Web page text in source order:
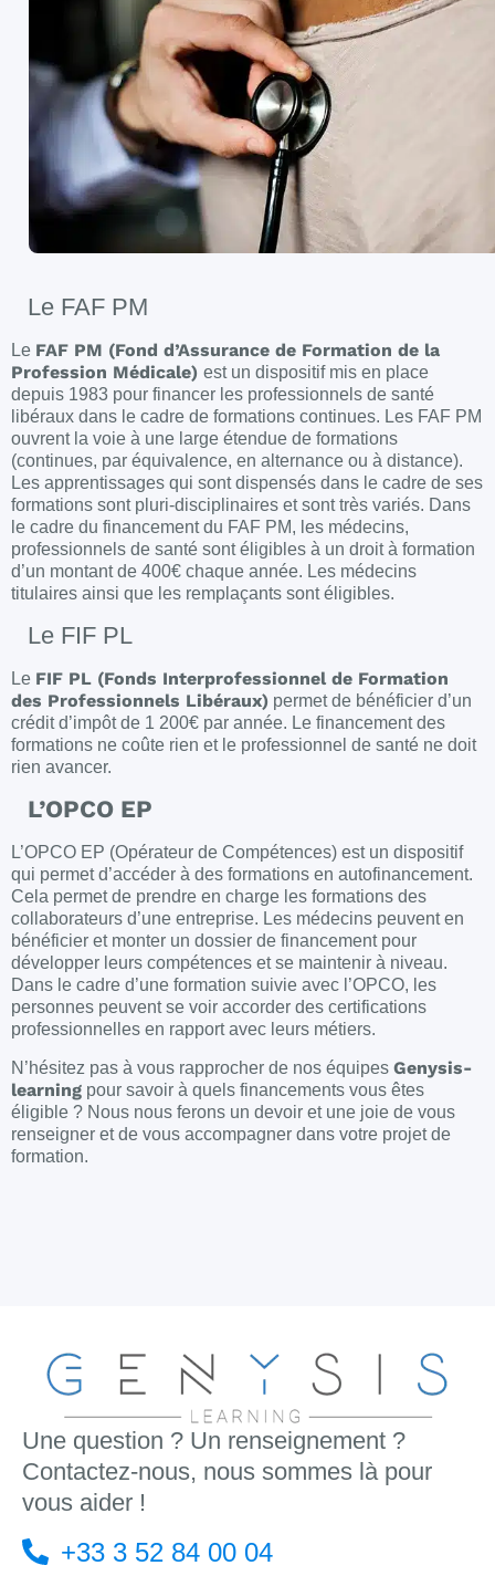
Le FAF PM
Le FAF PM (Fond d’Assurance de Formation de la
Profession Médicale) est un dispositif mis en place
depuis 1983 pour financer les professionnels de santé
libéraux dans le cadre de formations continues. Les FAF PM
ouvrent la voie à une large étendue de formations
(continues, par équivalence, en alternance ou à distance).
Les apprentissages qui sont dispensés dans le cadre de ses
formations sont pluri-disciplinaires et sont très variés. Dans
le cadre du financement du FAF PM, les médecins,
professionnels de santé sont éligibles à un droit à formation
d’un montant de 400€ chaque année. Les médecins
titulaires ainsi que les remplaçants sont éligibles.
Le FIF PL
Le FIF PL (Fonds Interprofessionnel de Formation
des Professionnels Libéraux) permet de bénéficier d’un
crédit d’impôt de 1 200€ par année. Le financement des
formations ne coûte rien et le professionnel de santé ne doit
rien avancer.
L’OPCO EP
L’OPCO EP (Opérateur de Compétences) est un dispositif
qui permet d’accéder à des formations en autofinancement.
Cela permet de prendre en charge les formations des
collaborateurs d’une entreprise. Les médecins peuvent en
bénéficier et monter un dossier de financement pour
développer leurs compétences et se maintenir à niveau.
Dans le cadre d’une formation suivie avec l’OPCO, les
personnes peuvent se voir accorder des certifications
professionnelles en rapport avec leurs métiers.
N’hésitez pas à vous rapprocher de nos équipes Genysis-
learning pour savoir à quels financements vous êtes
éligible ? Nous nous ferons un devoir et une joie de vous
renseigner et de vous accompagner dans votre projet de
formation.
Une question ? Un renseignement ?
Contactez-nous, nous sommes là pour
vous aider !
+33 3 52 84 00 04